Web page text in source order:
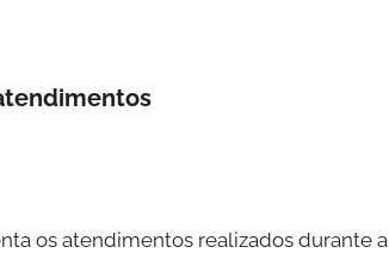
os atendimentos realizados durante a